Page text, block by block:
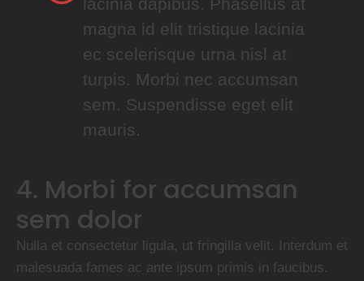
magna id elit tristique lacinia
ec scelerisque urna nisl at
turpis. Morbi nec accumsan
sem. Suspendisse eget elit
mauris.
4. Morbi for accumsan
sem dolor
Nulla et consectetur ligula, ut fringilla velit. Interdum et
malesuada fames ac ante ipsum primis in faucibus.